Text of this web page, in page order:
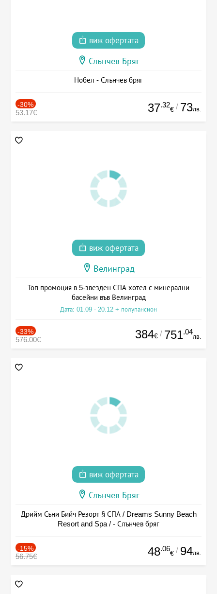
виж офертата
Слънчев Бряг
Нобел - Слънчев бряг
-30%
53.17€ 37.32
€ / 73лв.
виж офертата
Велинград
Топ промоция в 5-звезден СПА хотел с минерални
басейни във Велинград
Дата: 01.09 - 20.12 + полупансион
-33%
576.00€ 384€ / 751.04
лв.
виж офертата
Слънчев Бряг
Дрийм Съни Бийч Резорт § СПА / Dreams Sunny Beach
Resort and Spa / - Слънчев бряг
-15%
56.75€ 48.06
€ / 94лв.